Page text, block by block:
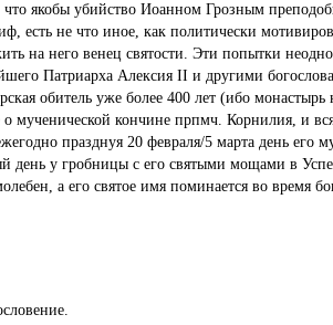
якобы убийство Иоанном Грозным
есть не что иное, как политически
на него венец святости. Эти попытки
Патриарха Алексия II и другими
обитель уже более 400 лет (ибо монастырь
мученической кончине прпмч. Корнилия, и
празднуя 20 февраля/5 марта день его
день у гробницы с его святыми мощами в
а его святое имя поминается во время